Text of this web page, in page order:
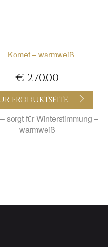
€ 270,00
PRODUKTSEITE
sorgt für Winterstimmung –
warmweiß